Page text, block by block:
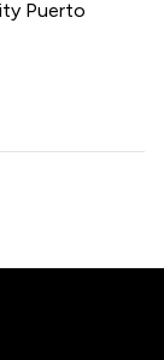
Puerto